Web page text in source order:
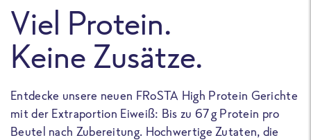
Viel Protein.
Keine Zusätze.
Entdecke unsere neuen FRoSTA High Protein Gerichte
mit der Extraportion Eiweiß: Bis zu 67 g Protein pro
Beutel nach Zubereitung. Hochwertige Zutaten, die